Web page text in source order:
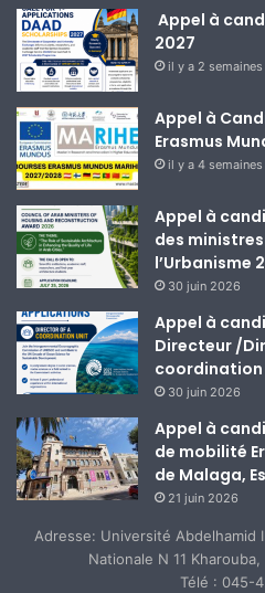
Appel à
2027
il y a 2 semaines
Appel à
Erasmus
il y a 4 semaines
Appel à
des
l’Urbanisme
30 juin 2026
Appel à
Directeur /
coordination
30 juin 2026
Appel à
de mobilité
de Malaga,
21 juin 2026
Adresse: Université Abdelhamid
Nationale N 11
Télé : 045-